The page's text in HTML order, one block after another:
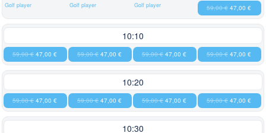
Golf player Golf player Golf player 59,00 € 47,00 €
10:10
59,00 € 47,00 € 59,00 € 47,00 € 59,00 € 47,00 € 59,00 € 47,00 €
10:20
59,00 € 47,00 € 59,00 € 47,00 € 59,00 € 47,00 € 59,00 € 47,00 €
10:30